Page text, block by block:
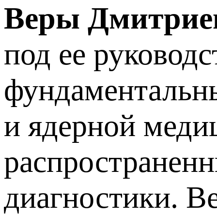
Веры
под ее
и ядерной
диагностики.